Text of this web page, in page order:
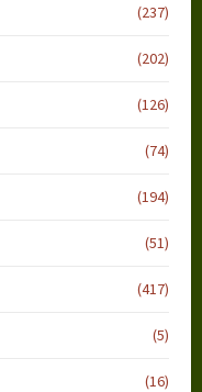
(237)
(202)
(126)
(74)
(194)
(51)
(417)
(5)
(16)